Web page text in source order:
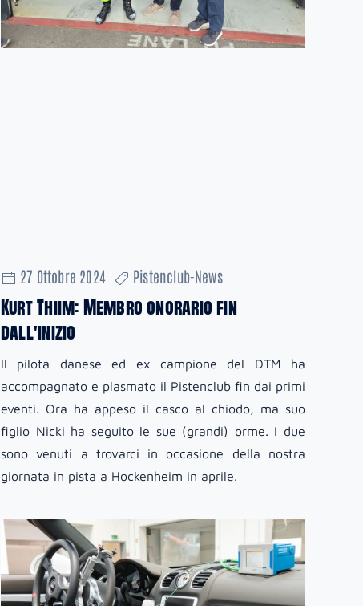
27 Ottobre 2024 Pistenclub-News
Kurt Thiim: Membro onorario fin
dall'inizio
Il pilota danese ed ex campione del DTM ha
accompagnato e plasmato il Pistenclub fin dai primi
eventi. Ora ha appeso il casco al chiodo, ma suo
figlio Nicki ha seguito le sue (grandi) orme. I due
sono venuti a trovarci in occasione della nostra
giornata in pista a Hockenheim in aprile.